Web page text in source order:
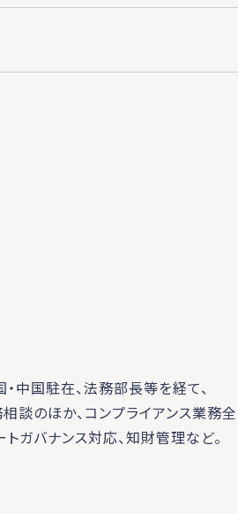
中国駐在、法務部長等を経て、
談のほか、コンプライアンス業務全
ガバナンス対応、知財管理など。